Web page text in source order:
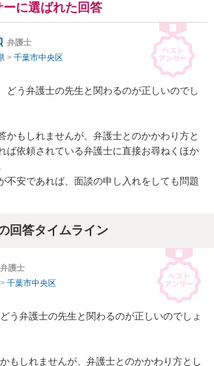
に選ばれた回答
弁護士
> 千葉市中央区
どう弁護士の先生と関わるのが正しいのでし
かもしれませんが、弁護士とのかかわり方と
ば依頼されている弁護士に直接お尋ねくほか
不安であれば、面談の申し入れをしても問題
回答タイムライン
弁護士
> 千葉市中央区
う弁護士の先生と関わるのが正しいのでしょ
もしれませんが、弁護士とのかかわり方とし